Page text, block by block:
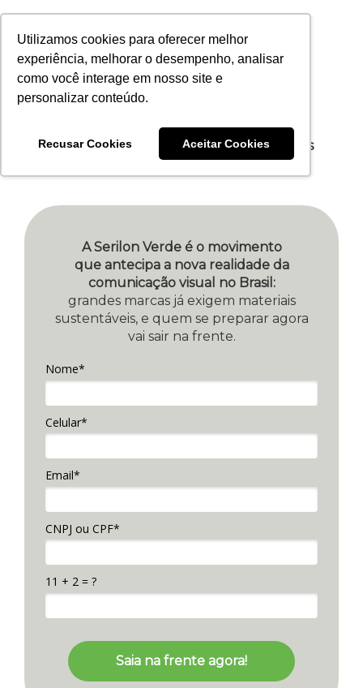
Utilizamos cookies para oferecer melhor
experiência, melhorar o desempenho, analisar
como você interage em nosso site e
personalizar conteúdo.
Recusar Cookies Aceitar Cookies
O FUTURO DO MERCADO
ESTÁ IMPRESSO AQUI.
sustentabilidade e a Serilon tem os produtos
A Serilon Verde é o movimento
que antecipa a nova realidade da
comunicação visual no Brasil:
grandes marcas já exigem materiais
sustentáveis, e quem se preparar agora
vai sair na frente.
Nome*
Celular*
Email*
CNPJ ou CPF*
11 + 2 = ?
Saia na frente agora!